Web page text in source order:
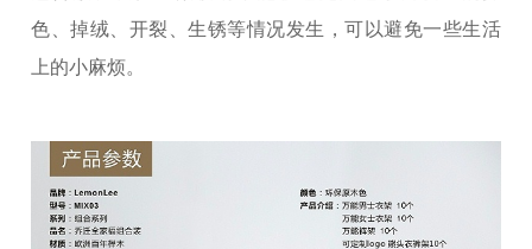
色、掉绒、开裂、生锈等情况发生，可以避免一些生活
上的小麻烦。